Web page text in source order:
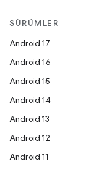
SÜRÜMLER
Android 17
Android 16
Android 15
Android 14
Android 13
Android 12
Android 11